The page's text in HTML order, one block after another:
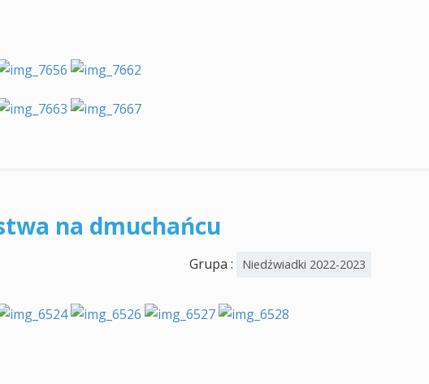
na dmuchańcu
Grupa : Niedźwiadki 2022-2023